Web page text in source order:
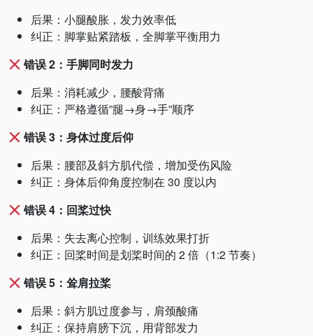
后果：小腿酸胀，发力效率低
纠正：脚掌贴紧踏板，全脚掌平衡用力
错误 2：手脚同时发力
后果：消耗减少，腰酸背痛
纠正：严格遵循”腿→身→手”顺序
错误 3：身体过度后仰
后果：腰部及斜方肌代偿，增加受伤风险
纠正：身体后仰角度控制在 30 度以内
错误 4：回桨过快
后果：失去离心控制，训练效果打折
纠正：回桨时间是划桨时间的 2 倍（1:2 节奏）
错误 5：耸肩拉桨
后果：斜方肌过度参与，肩颈酸痛
纠正：保持肩膀下沉，用背部发力